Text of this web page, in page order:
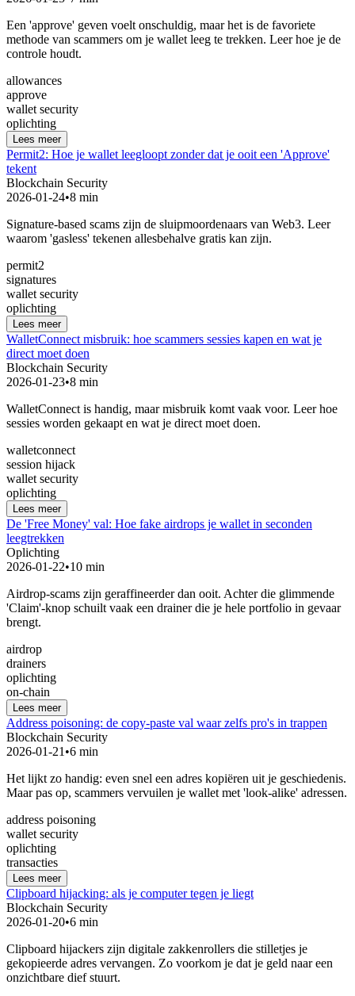
Een 'approve' geven voelt onschuldig, maar het is de favoriete
methode van scammers om je wallet leeg te trekken. Leer hoe je de
controle houdt.
allowances
approve
wallet security
oplichting
Lees meer
Permit2: Hoe je wallet leegloopt zonder dat je ooit een 'Approve'
tekent
Blockchain Security
2026-01-24•8 min
Signature-based scams zijn de sluipmoordenaars van Web3. Leer
waarom 'gasless' tekenen allesbehalve gratis kan zijn.
permit2
signatures
wallet security
oplichting
Lees meer
WalletConnect misbruik: hoe scammers sessies kapen en wat je
direct moet doen
Blockchain Security
2026-01-23•8 min
WalletConnect is handig, maar misbruik komt vaak voor. Leer hoe
sessies worden gekaapt en wat je direct moet doen.
walletconnect
session hijack
wallet security
oplichting
Lees meer
De 'Free Money' val: Hoe fake airdrops je wallet in seconden
leegtrekken
Oplichting
2026-01-22•10 min
Airdrop-scams zijn geraffineerder dan ooit. Achter die glimmende
'Claim'-knop schuilt vaak een drainer die je hele portfolio in gevaar
brengt.
airdrop
drainers
oplichting
on-chain
Lees meer
Address poisoning: de copy-paste val waar zelfs pro's in trappen
Blockchain Security
2026-01-21 •6 min
Het lijkt zo handig: even snel een adres kopiëren uit je geschiedenis.
Maar pas op, scammers vervuilen je wallet met 'look-alike' adressen.
address poisoning
wallet security
oplichting
transacties
Lees meer
Clipboard hijacking: als je computer tegen je liegt
Blockchain Security
2026-01-20•6 min
Clipboard hijackers zijn digitale zakkenrollers die stilletjes je
gekopieerde adres vervangen. Zo voorkom je dat je geld naar een
onzichtbare dief stuurt.